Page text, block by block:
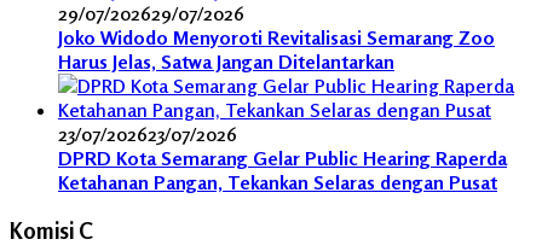
29/07/202629/07/2026
Joko Widodo Menyoroti Revitalisasi Semarang Zoo
Harus Jelas, Satwa Jangan Ditelantarkan
23/07/202623/07/2026
DPRD Kota Semarang Gelar Public Hearing Raperda
Ketahanan Pangan, Tekankan Selaras dengan Pusat
Komisi C